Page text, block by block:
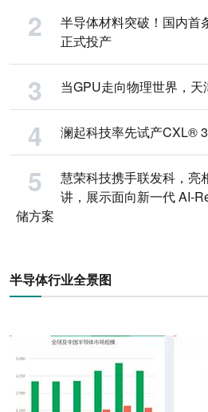
半导体材料突破！国内首
正式投产
当GPU走向物理世界，
澜起科技率先试产CXL®
慧荣科技携手联发科，亮
讲，展示面向新一代 AI-
储方案
半导体行业全景图